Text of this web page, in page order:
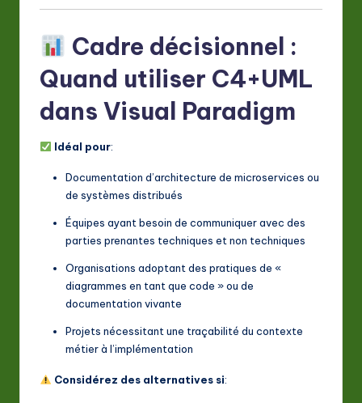
Cadre décisionnel :
Quand utiliser C4+UML
dans Visual Paradigm
Idéal pour:
Documentation d’architecture de microservices ou
de systèmes distribués
Équipes ayant besoin de communiquer avec des
parties prenantes techniques et non techniques
Organisations adoptant des pratiques de «
diagrammes en tant que code » ou de
documentation vivante
Projets nécessitant une traçabilité du contexte
métier à l’implémentation
Considérez des alternatives si: